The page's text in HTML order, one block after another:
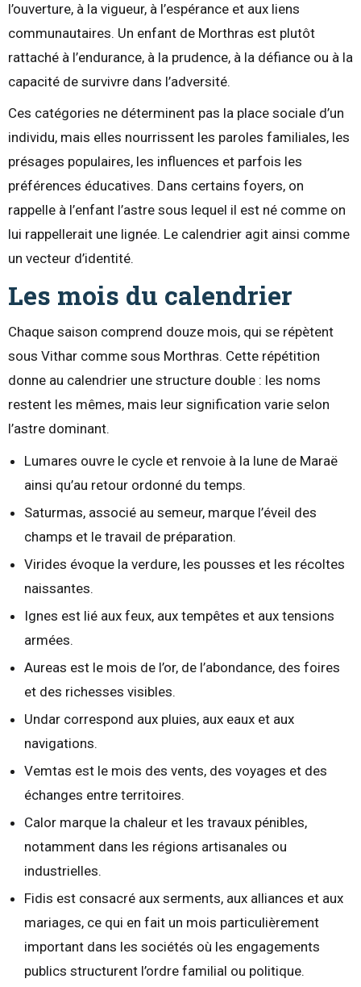
l’ouverture, à la vigueur, à l’espérance et aux liens
communautaires. Un enfant de Morthras est plutôt
rattaché à l’endurance, à la prudence, à la défiance ou à la
capacité de survivre dans l’adversité.
Ces catégories ne déterminent pas la place sociale d’un
individu, mais elles nourrissent les paroles familiales, les
présages populaires, les influences et parfois les
préférences éducatives. Dans certains foyers, on
rappelle à l’enfant l’astre sous lequel il est né comme on
lui rappellerait une lignée. Le calendrier agit ainsi comme
un vecteur d’identité.
Les mois du calendrier
Chaque saison comprend douze mois, qui se répètent
sous Vithar comme sous Morthras. Cette répétition
donne au calendrier une structure double : les noms
restent les mêmes, mais leur signification varie selon
l’astre dominant.
Lumares ouvre le cycle et renvoie à la lune de Maraë
ainsi qu’au retour ordonné du temps.
Saturmas, associé au semeur, marque l’éveil des
champs et le travail de préparation.
Virides évoque la verdure, les pousses et les récoltes
naissantes.
Ignes est lié aux feux, aux tempêtes et aux tensions
armées.
Aureas est le mois de l’or, de l’abondance, des foires
et des richesses visibles.
Undar correspond aux pluies, aux eaux et aux
navigations.
Vemtas est le mois des vents, des voyages et des
échanges entre territoires.
Calor marque la chaleur et les travaux pénibles,
notamment dans les régions artisanales ou
industrielles.
Fidis est consacré aux serments, aux alliances et aux
mariages, ce qui en fait un mois particulièrement
important dans les sociétés où les engagements
publics structurent l’ordre familial ou politique.